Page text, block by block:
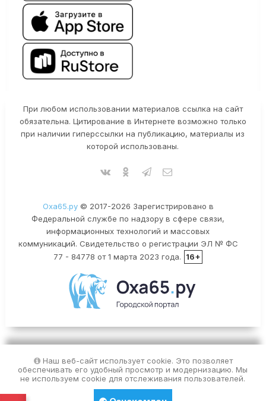
При любом использовании материалов ссылка на сайт
обязательна. Цитирование в Интернете возможно только
при наличии гиперссылки на публикацию, материалы из
которой использованы.
Оха65.ру© 2017-2026 Зарегистрировано в
Федеральной службе по надзору в сфере связи,
информационных технологий и массовых
коммуникаций. Свидетельство о регистрации ЭЛ № ФС
77 - 84778 от 1 марта 2023 года.
16+
Наш веб-сайт использует cookie. Это позволяет
обеспечивать его удобный просмотр и модернизацию. Мы
не используем cookie для отслеживания пользователей.